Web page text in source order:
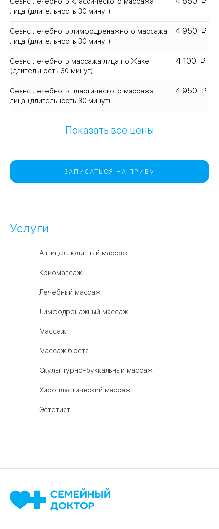
Сеанс лечебного классического массажа
лица (длительность 30 минут)
Сеанс лечебного лимфодренажного массажа
лица (длительность 30 минут)
4 950
Сеанс лечебного массажа лица по Жаке
(длительность 30 минут)
4 100
Сеанс лечебного пластического массажа
лица (длительность 30 минут)
4 950
Показать все цены
ЗАПИСАТЬСЯ НА ПРИЕМ
Услуги
Антицеллюлитный массаж
Криомассаж
Лечебный массаж
Лимфодренажный массаж
Массаж
Массаж бюста
Скульптурно-буккальный массаж
Хиропластический массаж
Эстетист